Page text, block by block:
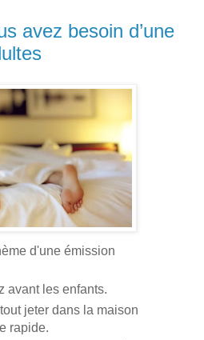
avez besoin d’une
d'une émission
avant les enfants.
jeter dans la maison
rapide.